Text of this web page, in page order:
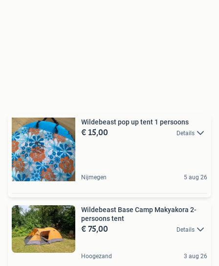
Wildebeast pop up tent 1 persoons
€ 15,00 Details
Nijmegen 5 aug 26
Wildebeast Base Camp Makyakora 2-
persoons tent
€ 75,00 Details
Hoogezand 3 aug 26